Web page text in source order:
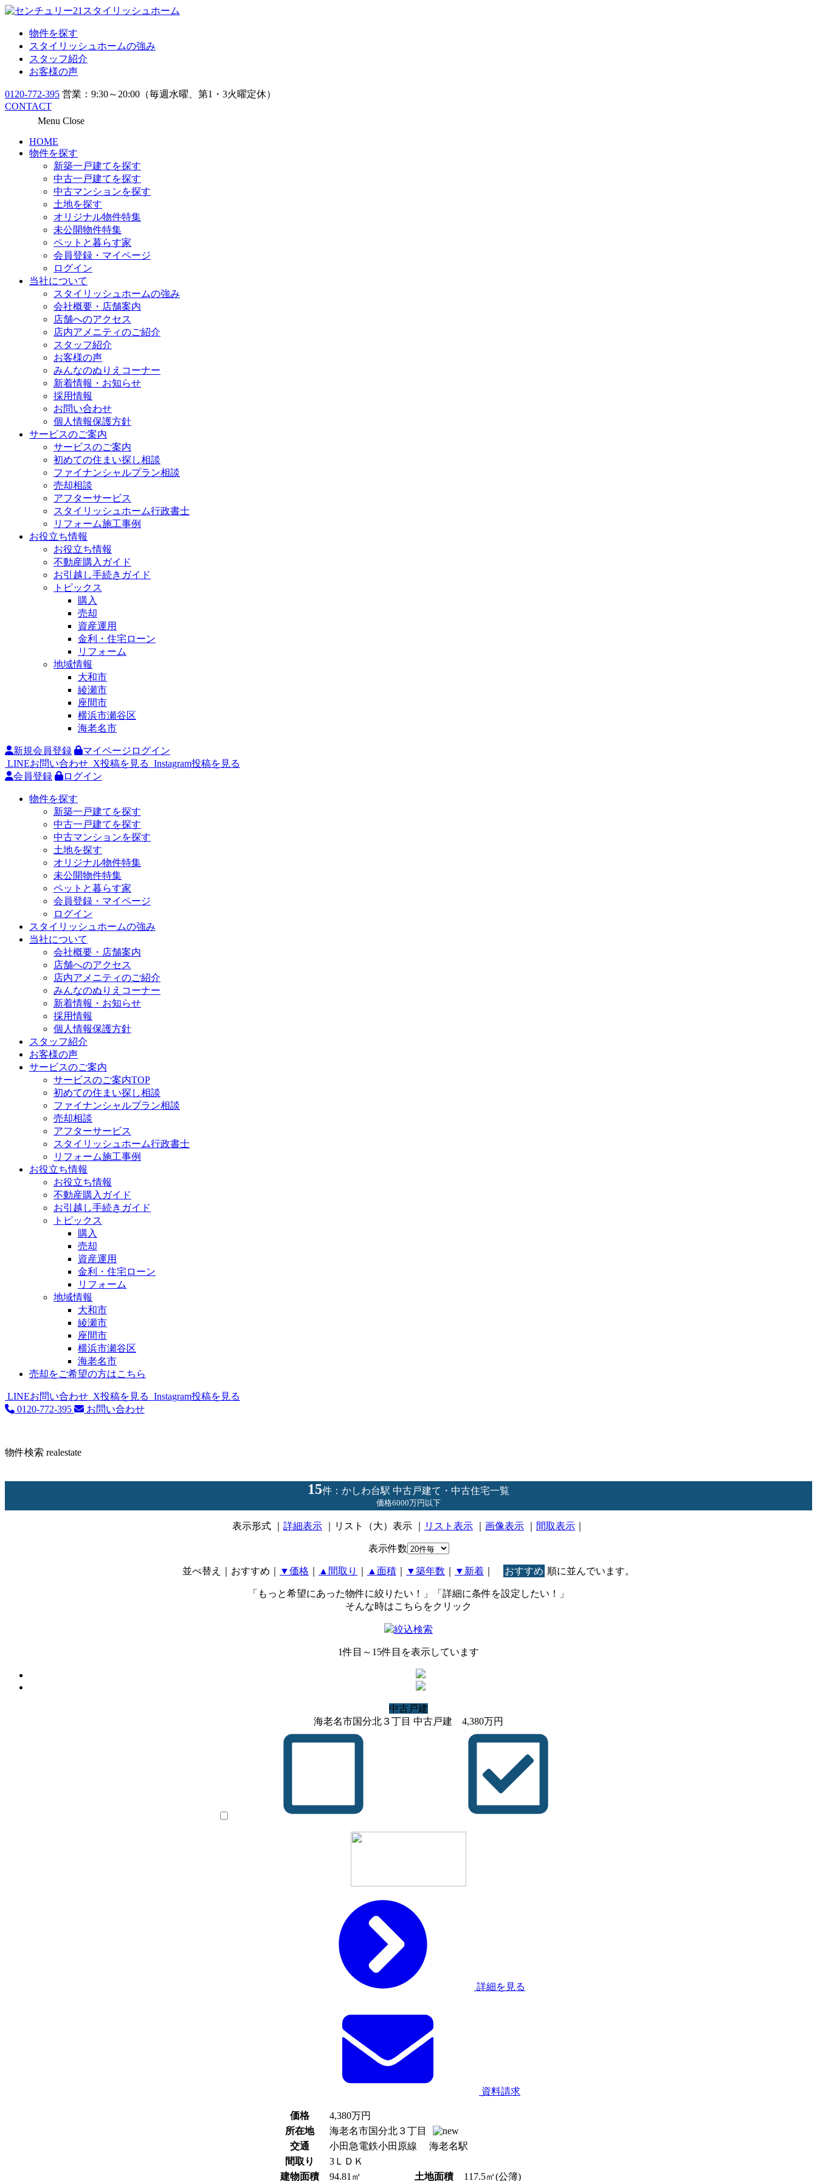
物件を探す
スタイリッシュホームの強み
スタッフ紹介
お客様の声
0120-772-395 営業：9:30～20:00（毎週水曜、第1・3火曜定休）
CONTACT
Menu Close
HOME
物件を探す
新築一戸建てを探す
中古一戸建てを探す
中古マンションを探す
土地を探す
オリジナル物件特集
未公開物件特集
ペットと暮らす家
会員登録・マイページ
ログイン
当社について
スタイリッシュホームの強み
会社概要・店舗案内
店舗へのアクセス
店内アメニティのご紹介
スタッフ紹介
お客様の声
みんなのぬりえコーナー
新着情報・お知らせ
採用情報
お問い合わせ
個人情報保護方針
サービスのご案内
サービスのご案内
初めての住まい探し相談
ファイナンシャルプラン相談
売却相談
アフターサービス
スタイリッシュホーム行政書士
リフォーム施工事例
お役立ち情報
お役立ち情報
不動産購入ガイド
お引越し手続きガイド
トピックス
購入
売却
資産運用
金利・住宅ローン
リフォーム
地域情報
大和市
綾瀬市
座間市
横浜市瀬谷区
海老名市
新規会員登録
マイページログイン
LINEお問い合わせ X投稿を見る Instagram投稿を見る
会員登録
ログイン
物件を探す
新築一戸建てを探す
中古一戸建てを探す
中古マンションを探す
土地を探す
オリジナル物件特集
未公開物件特集
ペットと暮らす家
会員登録・マイページ
ログイン
スタイリッシュホームの強み
当社について
会社概要・店舗案内
店舗へのアクセス
店内アメニティのご紹介
みんなのぬりえコーナー
新着情報・お知らせ
採用情報
個人情報保護方針
スタッフ紹介
お客様の声
サービスのご案内
サービスのご案内TOP
初めての住まい探し相談
ファイナンシャルプラン相談
売却相談
アフターサービス
スタイリッシュホーム行政書士
リフォーム施工事例
お役立ち情報
お役立ち情報
不動産購入ガイド
お引越し手続きガイド
トピックス
購入
売却
資産運用
金利・住宅ローン
リフォーム
地域情報
大和市
綾瀬市
座間市
横浜市瀬谷区
海老名市
売却をご希望の方はこちら
LINEお問い合わせ X投稿を見る Instagram投稿を見る
0120-772-395
お問い合わせ
物件検索 realestate
15件：かしわ台駅 中古戸建て・中古住宅一覧
価格6000万円以下
表示形式 詳細表示 ｜リスト（大）表示 ｜ リスト表示 画像表示 間取表示
表示件数
並べ替え ｜おすすめ ▼価格 ▲間取り ▲面積 ▼築年数 ▼新着 おすすめ 順に並んでいます。
「もっと希望にあった物件に絞りたい！」「詳細に条件を設定したい！」
そんな時はこちらをクリック
絞込検索
1件目～ 15件目を表示しています
中古戸建
海老名市国分北３丁目 中古戸建
4,380万円
詳細を見る
資料請求
価格 4,380万円
所在地
海老名市国分北３丁目
交通
小田急電鉄小田原線 海老名駅
間取り
3ＬＤＫ
建物面積
94.81㎡ 土地面積 117.5㎡(公簿)